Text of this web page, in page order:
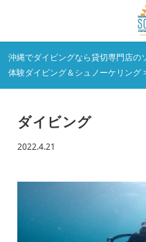
沖縄でダイビングなら貸切専門店の
体験ダイビング＆シュノーケリング
ダイビング
2022.4.21